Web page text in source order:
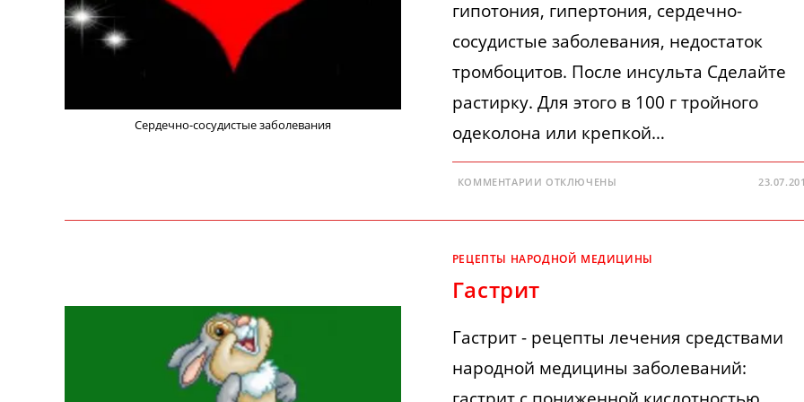
Сердечно-сосудистые заболевания
гипотония, гипертония, сердечно-
сосудистые заболевания, недостаток
тромбоцитов. После инсульта Сделайте
растирку. Для этого в 100 г тройного
одеколона или крепкой…
КОММЕНТАРИИ К
СОСУДИСТЫЕ
ОТКЛЮЧЕНЫ
РЕЦЕПТЫ НАРОДНОЙ МЕДИЦИНЫ
Гастрит
Гастрит - рецепты лечения средствами
народной медицины заболеваний: